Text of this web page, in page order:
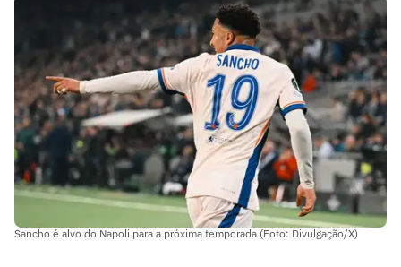
Sancho é alvo do Napoli para a próxima temporada (Foto: Divulgação/X)